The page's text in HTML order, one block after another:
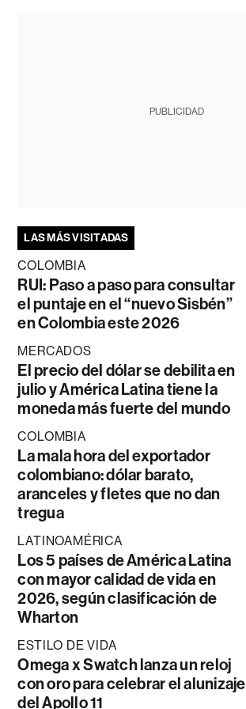
PUBLICIDAD
LAS MÁS VISITADAS
COLOMBIA
RUI: Paso a paso para consultar
el puntaje en el “nuevo Sisbén”
en Colombia este 2026
MERCADOS
El precio del dólar se debilita en
julio y América Latina tiene la
moneda más fuerte del mundo
COLOMBIA
La mala hora del exportador
colombiano: dólar barato,
aranceles y fletes que no dan
tregua
LATINOAMÉRICA
Los 5 países de América Latina
con mayor calidad de vida en
2026, según clasificación de
Wharton
ESTILO DE VIDA
Omega x Swatch lanza un reloj
con oro para celebrar el alunizaje
del Apollo 11